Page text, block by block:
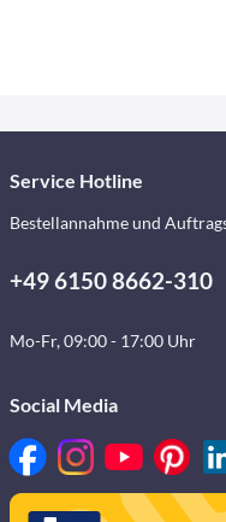
Service Hotline
Bestellannahme und
+49 6150 8662-310
Mo-Fr, 09:00 - 17:00 Uhr
Social Media